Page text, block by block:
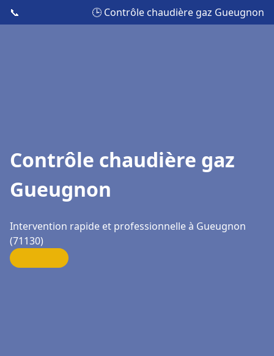
📞 🕒 Contrôle chaudière gaz Gueugnon
Contrôle chaudière gaz
Gueugnon
Intervention rapide et professionnelle à Gueugnon
(71130)